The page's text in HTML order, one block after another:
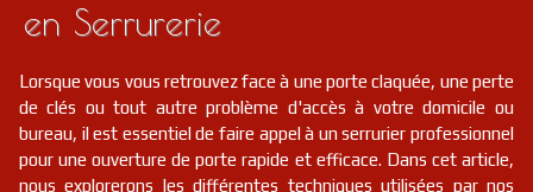
en Serrurerie
Lorsque vous vous retrouvez face à une porte claquée, une perte
de clés ou tout autre problème d'accès à votre domicile ou
bureau, il est essentiel de faire appel à un serrurier professionnel
pour une ouverture de porte rapide et efficace. Dans cet article,
nous explorerons les différentes techniques utilisées par nos